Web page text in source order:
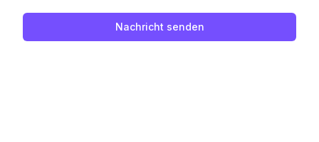
Nachricht senden